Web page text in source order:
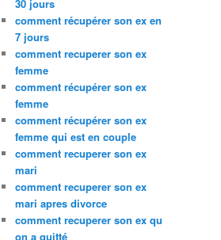
30 jours
comment récupérer son ex en
7 jours
comment recuperer son ex
femme
comment récupérer son ex
femme
comment récupérer son ex
femme qui est en couple
comment recuperer son ex
mari
comment recuperer son ex
mari apres divorce
comment recuperer son ex qu
on a quitté